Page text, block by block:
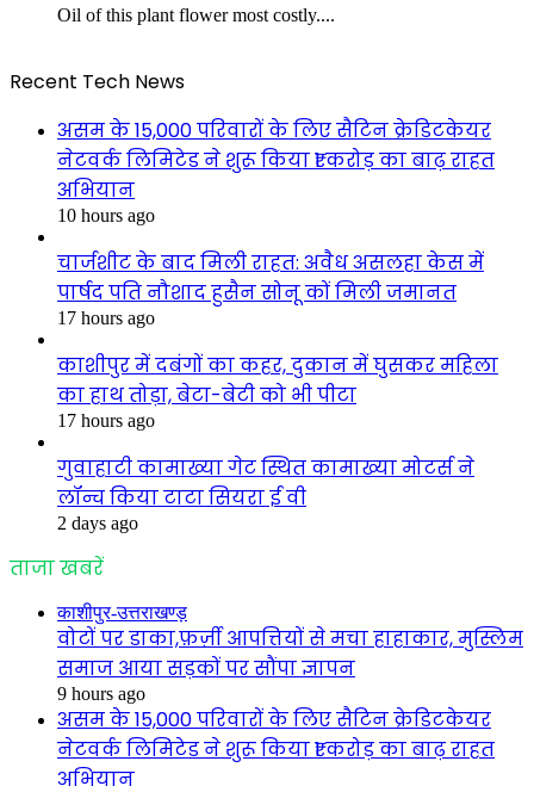
Oil of this plant flower most costly....
Recent Tech News
असम के 15,000 परिवारों के लिए सैटिन क्रेडिटकेयर
नेटवर्क लिमिटेड ने शुरू किया ₹1 करोड़ का बाढ़ राहत
अभियान
10 hours ago
चार्जशीट के बाद मिली राहत: अवैध असलहा केस में
पार्षद पति नौशाद हुसैन सोनू कों मिली जमानत
17 hours ago
काशीपुर में दबंगों का कहर, दुकान में घुसकर महिला
का हाथ तोड़ा, बेटा-बेटी को भी पीटा
17 hours ago
गुवाहाटी कामाख्या गेट स्थित कामाख्या मोटर्स ने
लॉन्च किया टाटा सियरा ई वी
2 days ago
ताजा खबरें
काशीपुर-उत्तराखण्ड़
वोटों पर डाका,फ़र्ज़ी आपत्तियों से मचा हाहाकार, मुस्लिम
समाज आया सड़कों पर सौंपा ज्ञापन
9 hours ago
असम के 15,000 परिवारों के लिए सैटिन क्रेडिटकेयर
नेटवर्क लिमिटेड ने शुरू किया ₹1 करोड़ का बाढ़ राहत
अभियान